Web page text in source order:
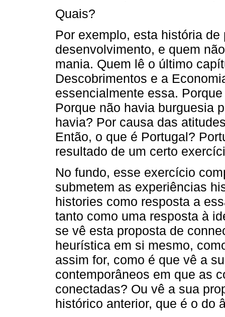
Quais?
Por exemplo, esta história
desenvolvimento, e quem
mania. Quem lê o último
Descobrimentos e a
essencialmente essa.
Porque não havia burguesia
havia? Por causa das
Então, o que é Portugal?
resultado de um certo
No fundo, esse exercício
submetem as experiências
histories como resposta a
tanto como uma resposta à
se vê esta proposta de
heurística em si mesmo,
assim for, como é que vê a
contemporâneos em que as
conectadas? Ou vê a sua
histórico anterior, que é o do